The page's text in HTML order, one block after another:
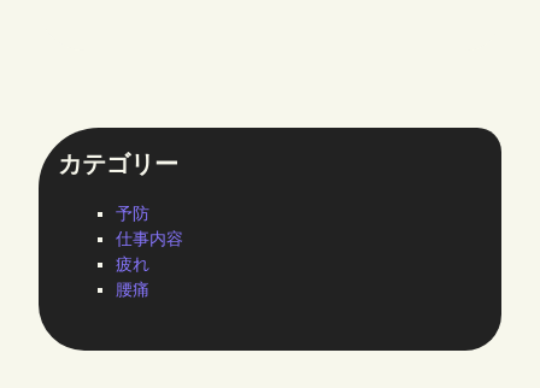
カテゴリー
予防
仕事内容
疲れ
腰痛